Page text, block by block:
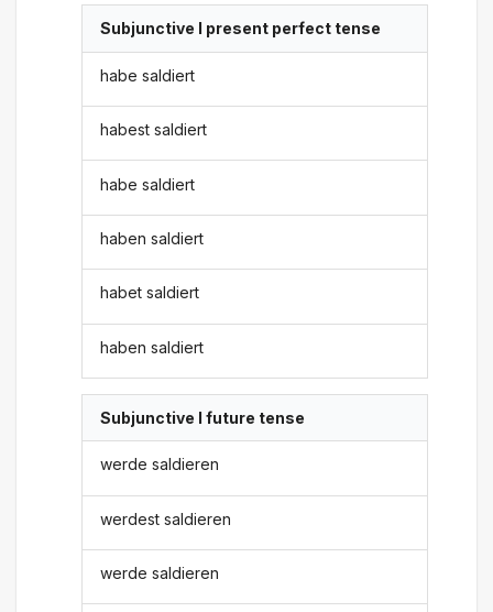
Subjunctive I present perfect tense
habe saldiert
habest saldiert
habe saldiert
haben saldiert
habet saldiert
haben saldiert
Subjunctive I future tense
werde saldieren
werdest saldieren
werde saldieren